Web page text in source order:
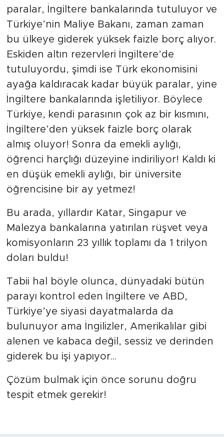
paralar, İngiltere bankalarında tutuluyor ve
Türkiye’nin Maliye Bakanı, zaman zaman
bu ülkeye giderek yüksek faizle borç alıyor.
Eskiden altın rezervleri İngiltere’de
tutuluyordu, şimdi ise Türk ekonomisini
ayağa kaldıracak kadar büyük paralar, yine
İngiltere bankalarında işletiliyor. Böylece
Türkiye, kendi parasının çok az bir kısmını,
İngiltere’den yüksek faizle borç olarak
almış oluyor! Sonra da emekli aylığı,
öğrenci harçlığı düzeyine indiriliyor! Kaldı ki
en düşük emekli aylığı, bir üniversite
öğrencisine bir ay yetmez!
Bu arada, yıllardır Katar, Singapur ve
Malezya bankalarına yatırılan rüşvet veya
komisyonların 23 yıllık toplamı da 1 trilyon
doları buldu!
Tabii hal böyle olunca, dünyadaki bütün
parayı kontrol eden İngiltere ve ABD,
Türkiye’ye siyasi dayatmalarda da
bulunuyor ama İngilizler, Amerikalılar gibi
alenen ve kabaca değil, sessiz ve derinden
giderek bu işi yapıyor...
Çözüm bulmak için önce sorunu doğru
tespit etmek gerekir!